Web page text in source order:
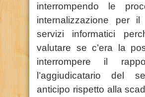
interrompendo le
internalizzazione per
servizi informatici
valutare se c’era la
interrompere il
l’aggiudicatario del
anticipo rispetto alla